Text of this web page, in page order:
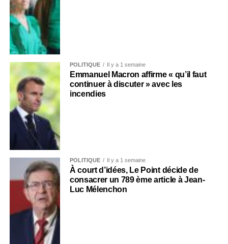
POLITIQUE Il y a 1 semaine
Emmanuel Macron affirme « qu’il faut
continuer à discuter » avec les
incendies
POLITIQUE Il y a 1 semaine
À court d’idées, Le Point décide de
consacrer un 789 ème article à Jean-
Luc Mélenchon